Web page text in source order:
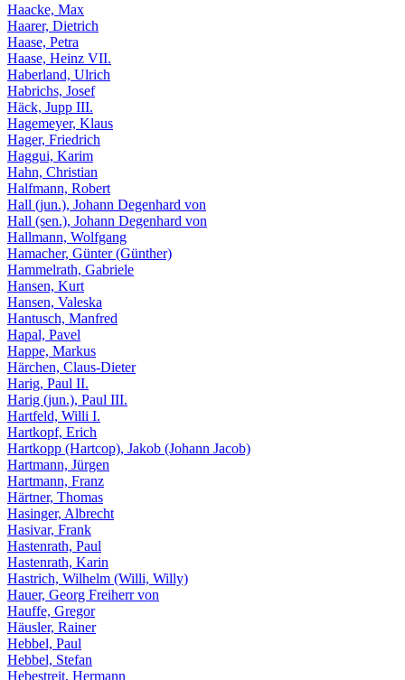
Haacke, Max
Haarer, Dietrich
Haase, Petra
Haase, Heinz VII.
Haberland, Ulrich
Habrichs, Josef
Häck, Jupp III.
Hagemeyer, Klaus
Hager, Friedrich
Haggui, Karim
Hahn, Christian
Halfmann, Robert
Hall (jun.), Johann Degenhard von
Hall (sen.), Johann Degenhard von
Hallmann, Wolfgang
Hamacher, Günter (Günther)
Hammelrath, Gabriele
Hansen, Kurt
Hansen, Valeska
Hantusch, Manfred
Hapal, Pavel
Happe, Markus
Härchen, Claus-Dieter
Harig, Paul II.
Harig (jun.), Paul III.
Hartfeld, Willi I.
Hartkopf, Erich
Hartkopp (Hartcop), Jakob (Johann Jacob)
Hartmann, Jürgen
Hartmann, Franz
Härtner, Thomas
Hasinger, Albrecht
Hasivar, Frank
Hastenrath, Paul
Hastenrath, Karin
Hastrich, Wilhelm (Willi, Willy)
Hauer, Georg Freiherr von
Hauffe, Gregor
Häusler, Rainer
Hebbel, Paul
Hebbel, Stefan
Hebestreit, Hermann